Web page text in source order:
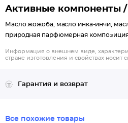
Активные компоненты /
Масло жожоба, масло инка-инчи,
природная парфюмерная
Информация о внешнем виде,
стране изготовления и свойствах носит
Гарантия и возврат
Все похожие товары